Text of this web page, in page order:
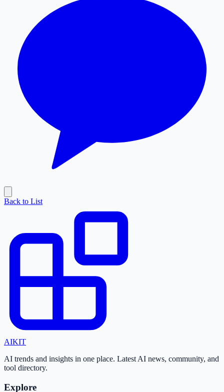
Back to List
AIKIT
AI trends and insights in one place. Latest AI news, community, and
tool directory.
Explore